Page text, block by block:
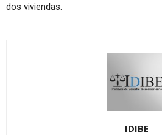
dos viviendas.
IDIBE